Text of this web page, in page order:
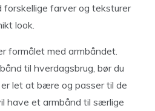
farver og teksturer
look.
formålet med armbåndet.
til hverdagsbrug, bør du
let at bære og passer til de
have et armbånd til særlige